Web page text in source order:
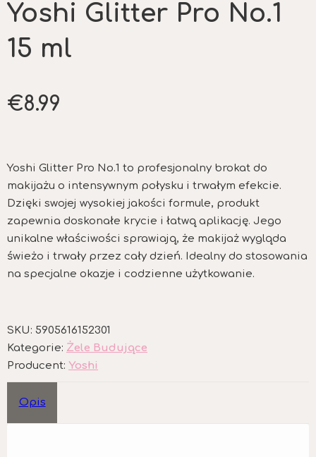
e
n
o
o
5
Yoshi Glitter Pro No.1
15 ml
€8.99
Yoshi Glitter Pro No.1 to profesjonalny brokat do
makijażu o intensywnym połysku i trwałym efekcie.
Dzięki swojej wysokiej jakości formule, produkt
zapewnia doskonałe krycie i łatwą aplikację. Jego
unikalne właściwości sprawiają, że makijaż wygląda
świeżo i trwały przez cały dzień. Idealny do stosowania
na specjalne okazje i codzienne użytkowanie.
SKU: 5905616152301
Kategorie: Żele Budujące
Producent: Yoshi
Opis